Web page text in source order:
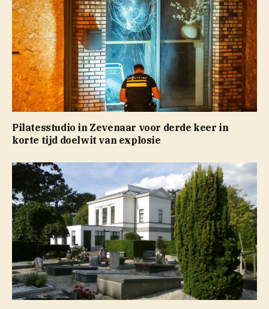
Pilatesstudio in Zevenaar voor derde keer in
korte tijd doelwit van explosie